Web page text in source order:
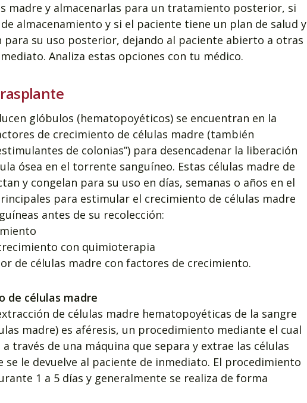
madre y almacenarlas para un tratamiento posterior, si
almacenamiento y si el paciente tiene un plan de salud y
para su uso posterior, dejando al paciente abierto a otras
Analiza estas opciones con tu médico.
glóbulos (hematopoyéticos) se encuentran en la
de crecimiento de células madre (también
de colonias”) para desencadenar la liberación
ósea en el torrente sanguíneo. Estas células madre de
y congelan para su uso en días, semanas o años en el
para estimular el crecimiento de células madre
antes de su recolección:
con quimioterapia
de células madre con factores de crecimiento.
de células madre
de células madre hematopoyéticas de la sangre
madre) es aféresis, un procedimiento mediante el cual
través de una máquina que separa y extrae las células
se le devuelve al paciente de inmediato. El procedimiento
1 a 5 días y generalmente se realiza de forma